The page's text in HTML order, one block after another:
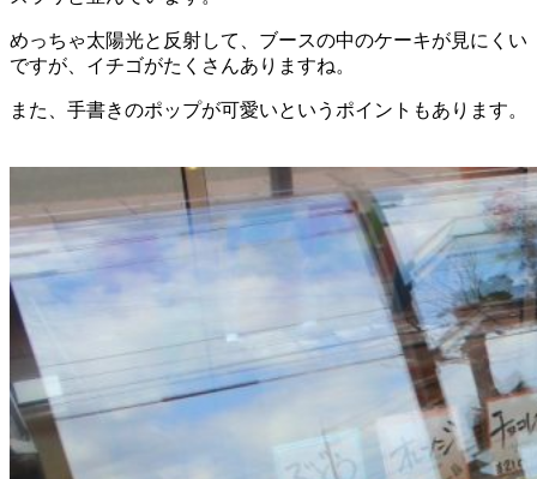
めっちゃ太陽光と反射して、ブースの中のケーキが見にくい
ですが、イチゴがたくさんありますね。
また、手書きのポップが可愛いというポイントもあります。